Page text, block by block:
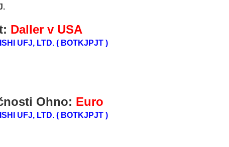
Daller v USA
UFJ, LTD. ( BOTKJPJT )
Ohno: Euro
UFJ, LTD. ( BOTKJPJT )